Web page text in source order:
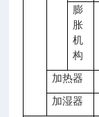
膨
胀
机
构
加热器
加湿器